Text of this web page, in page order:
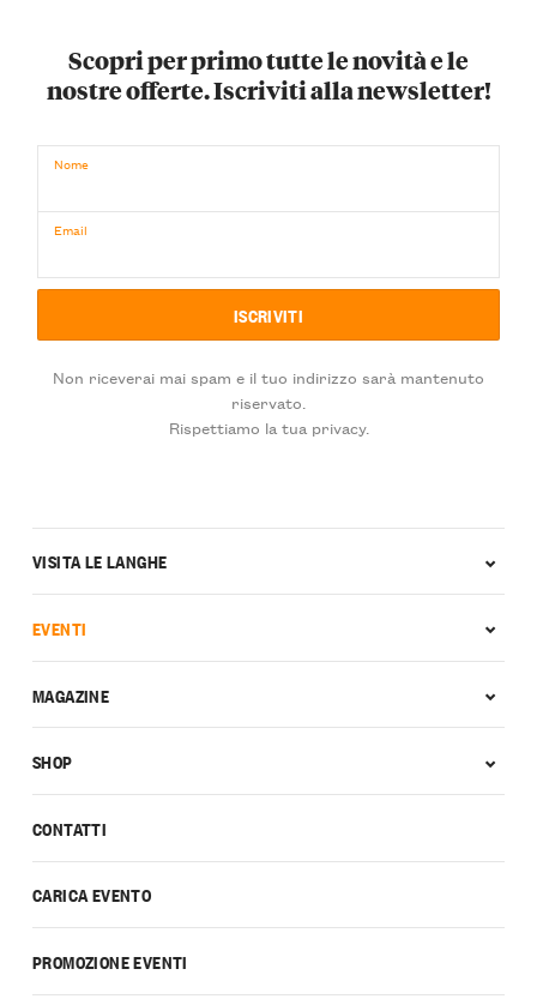
Scopri per primo tutte le novità e le
nostre offerte. Iscriviti alla newsletter!
Nome
Email
Non riceverai mai spam e il tuo indirizzo sarà mantenuto
riservato.
Rispettiamo la tua privacy.
CONTATTI
CARICA EVENTO
PROMOZIONE EVENTI
VISITA LE LANGHE
EVENTI
MAGAZINE
SHOP